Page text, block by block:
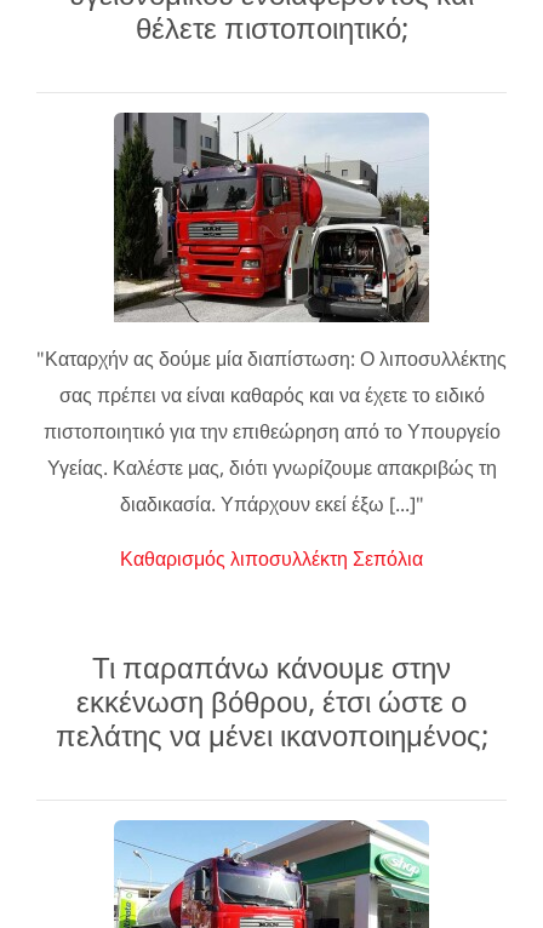
θέλετε πιστοποιητικό;
"Καταρχήν ας δούμε μία διαπίστωση: Ο λιποσυλλέκτης
σας πρέπει να είναι καθαρός και να έχετε το ειδικό
πιστοποιητικό για την επιθεώρηση από το Υπουργείο
Υγείας. Καλέστε μας, διότι γνωρίζουμε απακριβώς τη
διαδικασία. Υπάρχουν εκεί έξω [...]"
Καθαρισμός λιποσυλλέκτη Σεπόλια
Τι παραπάνω κάνουμε στην
εκκένωση βόθρου, έτσι ώστε ο
πελάτης να μένει ικανοποιημένος;